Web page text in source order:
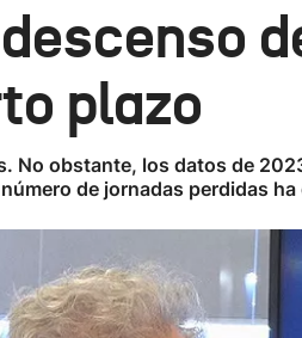
plazo
obstante, los datos de
de jornadas perdidas